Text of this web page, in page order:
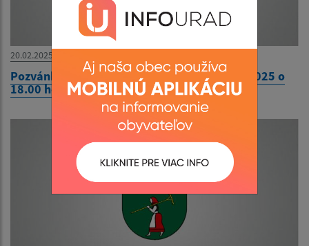
20.02.2025
Pozvánka na 13. zasadnutie OcZ dňa 25.02.2025 o
18.00 hod.